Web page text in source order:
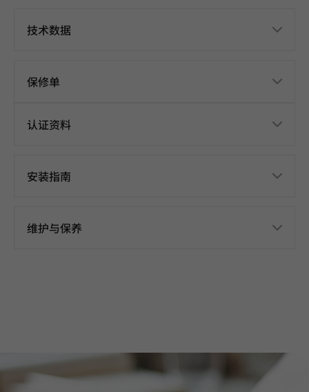
技术数据
保修单
认证资料
安装指南
维护与保养